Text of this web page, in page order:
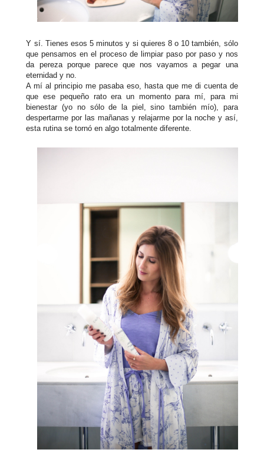
Y sí. Tienes esos 5 minutos y si quieres 8 o 10 también, sólo
que pensamos en el proceso de limpiar paso por paso y nos
da pereza porque parece que nos vayamos a pegar una
eternidad y no.
A mí al principio me pasaba eso, hasta que me di cuenta de
que ese pequeño rato era un momento para mí, para mi
bienestar (yo no sólo de la piel, sino también mío), para
despertarme por las mañanas y relajarme por la noche y así,
esta rutina se tornó en algo totalmente diferente.